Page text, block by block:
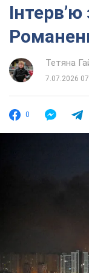
Тетяна
7.07.2026
0